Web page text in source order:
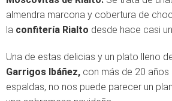
almendra marcona y cobertura de
la confitería Rialto desde hace casi
Una de estas delicias y un plato lleno
Garrigos Ibáñez, con más de 20 años
espaldas, no nos puede parecer un